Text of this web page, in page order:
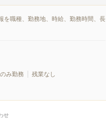
を職種、勤務地、時給、勤務時間、長
み勤務
残業なし
せ